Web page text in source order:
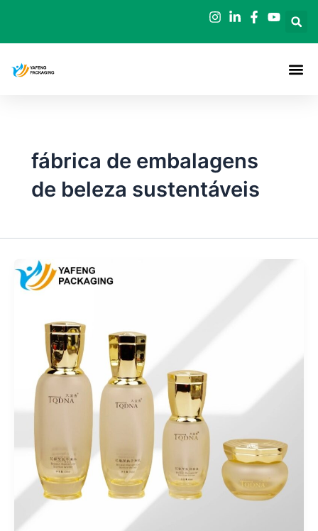
o
fábrica de embalagens
de beleza sustentáveis